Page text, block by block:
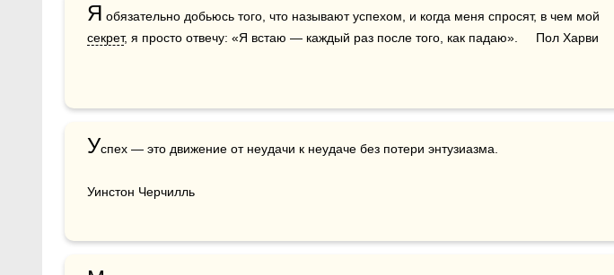
Я
секрет, я просто отвечу: «Я встаю — каждый раз после того, как падаю».     Пол Харви
Успех — это движение от неудачи к неудаче без потери энтузиазма.
Уинстон Черчилль